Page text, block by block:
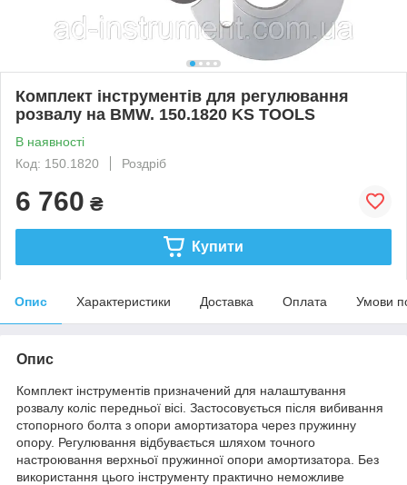
Комплект інструментів для регулювання
розвалу на BMW. 150.1820 KS TOOLS
В наявності
Код: 150.1820
Роздріб
6 760 ₴
Купити
Опис Характеристики Доставка Оплата Умови
Опис
Комплект інструментів призначений для налаштування
розвалу коліс передньої вісі. Застосовується після вибивання
стопорного болта з опори амортизатора через пружинну
опору. Регулювання відбувається шляхом точного
настроювання верхньої пружинної опори амортизатора. Без
використання цього інструменту практично неможливе